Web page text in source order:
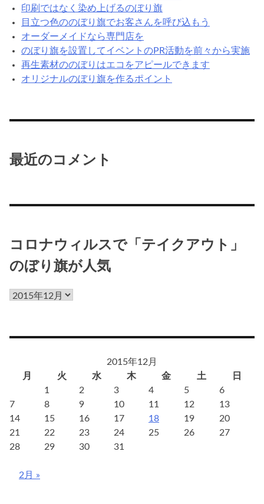
印刷ではなく染め上げるのぼり旗
目立つ色ののぼり旗でお客さんを呼び込もう
オーダーメイドなら専門店を
のぼり旗を設置してイベントのPR活動を前々から実施
再生素材ののぼりはエコをアピールできます
オリジナルのぼり旗を作るポイント
最近のコメント
コロナウィルスで「テイクアウト」
のぼり旗が人気
コ
ウ
「テ
イ
ク
ア
ト」
2015年12月
月
火 水 木 金 土
日
1
2 3 4 5
6
7
8 9 10 11 12
13
14
15 16 17 18 19
20
21
22 23 24 25 26
27
28
29 30 31
2月 »